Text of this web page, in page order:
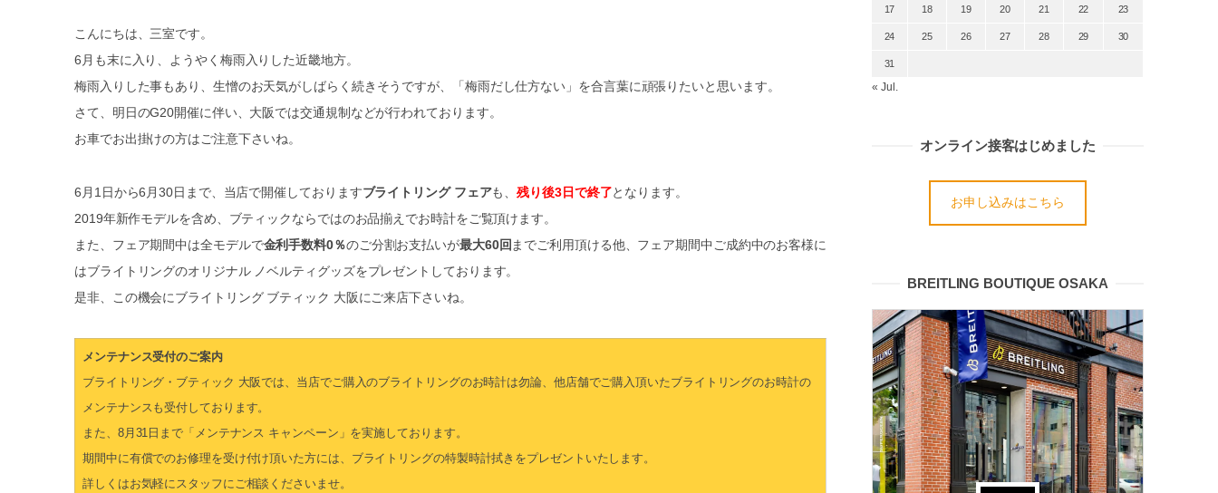
こんにちは、三室です。
6月も末に入り、ようやく梅雨入りした近畿地方。
梅雨入りした事もあり、生憎のお天気がしばらく続きそうですが、「梅雨だし仕方ない」を合言葉に頑張りたいと思います。
さて、明日のG20開催に伴い、大阪では交通規制などが行われております。
お車でお出掛けの方はご注意下さいね。
6月1日から6月30日まで、当店で開催しておりますブライトリング フェアも、残り後3日で終了となります。
2019年新作モデルを含め、ブティックならではのお品揃えでお時計をご覧頂けます。
また、フェア期間中は全モデルで金利手数料0％のご分割お支払いが最大60回 までご利用頂ける他、フェア期間中ご成約中のお客様に
はブライトリングのオリジナル ノベルティグッズをプレゼントしております。
是非、この機会にブライトリング ブティック 大阪にご来店下さいね。
メンテナンス受付のご案内
ブライトリング・ブティック 大阪では、当店でご購入のブライトリングのお時計は勿論、他店舗でご購入頂いたブライトリングのお時計の
メンテナンスも受付しております。
また、8月31日まで「メンテナンス キャンペーン」を実施しております。
期間中に有償でのお修理を受け付け頂いた方には、ブライトリングの特製時計拭きをプレゼントいたします。
詳しくはお気軽にスタッフにご相談くださいませ。
17 18 19 20 21 22 23
24 25 26 27 28 29 30
31
« Jul.
オンライン接客はじめました
お申し込みはこちら
BREITLING BOUTIQUE OSAKA